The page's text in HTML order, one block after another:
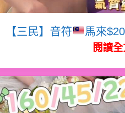
【三民】音符 馬來
閱讀